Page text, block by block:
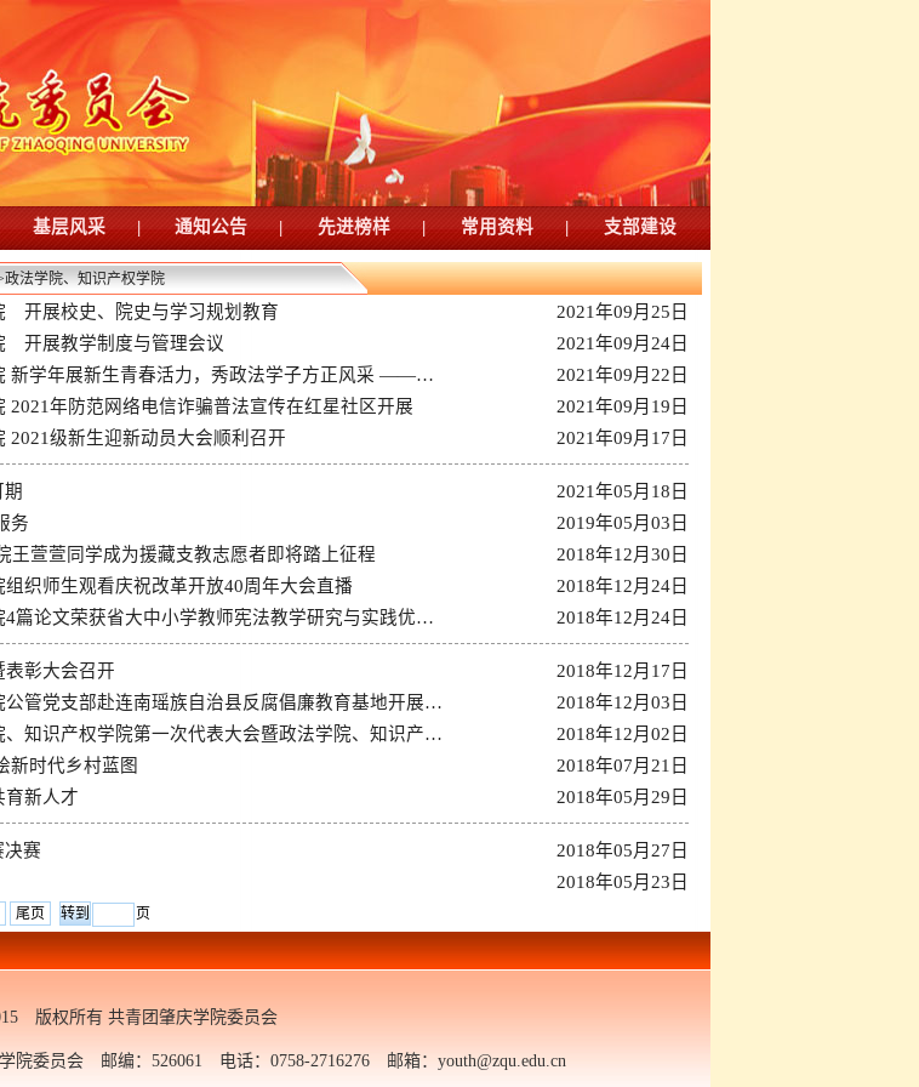
基层风采 | 通知公告 | 先进榜样 | 常用资料 | 支部建设
政法学院、知识产权学院
开展校史、院史与学习规划教育 2021年09月25日
开展教学制度与管理会议 2021年09月24日
新学年展新生青春活力，秀政法学子方正风采 ——… 2021年09月22日
2021年防范网络电信诈骗普法宣传在红星社区开展 2021年09月19日
2021级新生迎新动员大会顺利召开 2021年09月17日
2021年05月18日
务 2019年05月03日
王萱萱同学成为援藏支教志愿者即将踏上征程 2018年12月30日
织师生观看庆祝改革开放40周年大会直播 2018年12月24日
4篇论文荣获省大中小学教师宪法教学研究与实践优… 2018年12月24日
彰大会召开 2018年12月17日
公管党支部赴连南瑶族自治县反腐倡廉教育基地开展… 2018年12月03日
、知识产权学院第一次代表大会暨政法学院、知识产… 2018年12月02日
新时代乡村蓝图 2018年07月21日
育新人才 2018年05月29日
决赛 2018年05月27日
2018年05月23日
尾页 页
版权所有 共青团肇庆学院委员会
院委员会 邮编：526061 电话：0758-2716276 邮箱：youth@zqu.edu.cn